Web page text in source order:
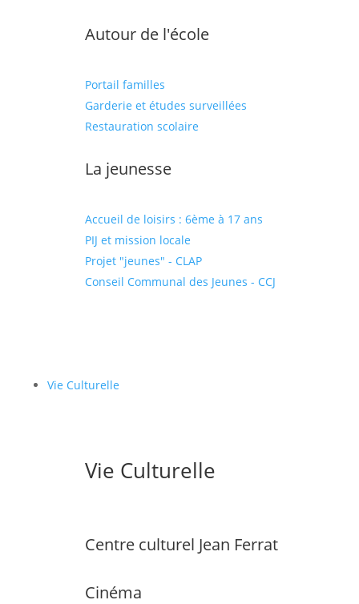
Autour de l'école
Portail familles
Garderie et études surveillées
Restauration scolaire
La jeunesse
Accueil de loisirs : 6ème à 17 ans
PIJ et mission locale
Projet "jeunes" - CLAP
Conseil Communal des Jeunes - CCJ
Vie Culturelle
Vie Culturelle
Centre culturel Jean Ferrat
Cinéma